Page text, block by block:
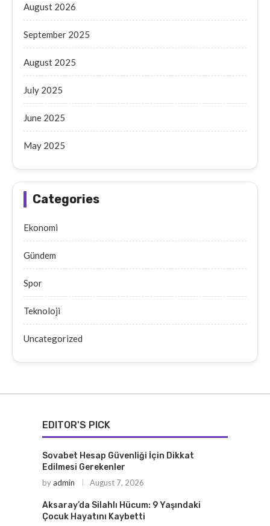
August 2026
September 2025
August 2025
July 2025
June 2025
May 2025
Categories
Ekonomi
Gündem
Spor
Teknoloji
Uncategorized
EDITOR'S PICK
Sovabet Hesap Güvenliği İçin Dikkat
Edilmesi Gerekenler
byadmin August 7, 2026
Aksaray’da Silahlı Hücum: 9 Yaşındaki
Çocuk Hayatını Kaybetti